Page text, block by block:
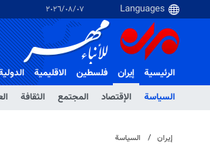
٠٧‏/٠٨‏/٢٠٢٦
الرئيسية
إيران
السياسة
الإقتصاد المجتمع الثقافة
فلسطین الاقلیمیة
إيران السياسة